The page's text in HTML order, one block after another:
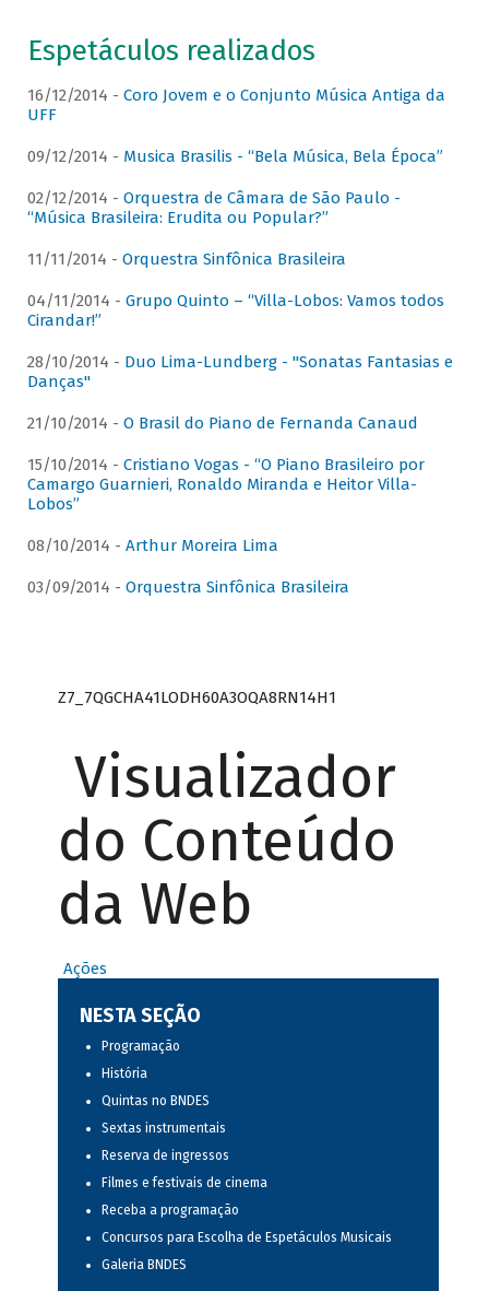
Espetáculos realizados
16/12/2014 - Coro Jovem e o Conjunto Música Antiga da
UFF
09/12/2014 - Musica Brasilis - “Bela Música, Bela Época”
02/12/2014 - Orquestra de Câmara de São Paulo -
“Música Brasileira: Erudita ou Popular?”
11/11/2014 - Orquestra Sinfônica Brasileira
04/11/2014 - Grupo Quinto – “Villa-Lobos: Vamos todos
Cirandar!”
28/10/2014 - Duo Lima-Lundberg - "Sonatas Fantasias e
Danças"
21/10/2014 - O Brasil do Piano de Fernanda Canaud
15/10/2014 - Cristiano Vogas - “O Piano Brasileiro por
Camargo Guarnieri, Ronaldo Miranda e Heitor Villa-
Lobos”
08/10/2014 - Arthur Moreira Lima
03/09/2014 - Orquestra Sinfônica Brasileira
Z7_7QGCHA41LODH60A3OQA8RN14H1
Visualizador
do Conteúdo
da Web
Ações
NESTA SEÇÃO
Programação
História
Quintas no BNDES
Sextas instrumentais
Reserva de ingressos
Filmes e festivais de cinema
Receba a programação
Concursos para Escolha de Espetáculos Musicais
Galeria BNDES